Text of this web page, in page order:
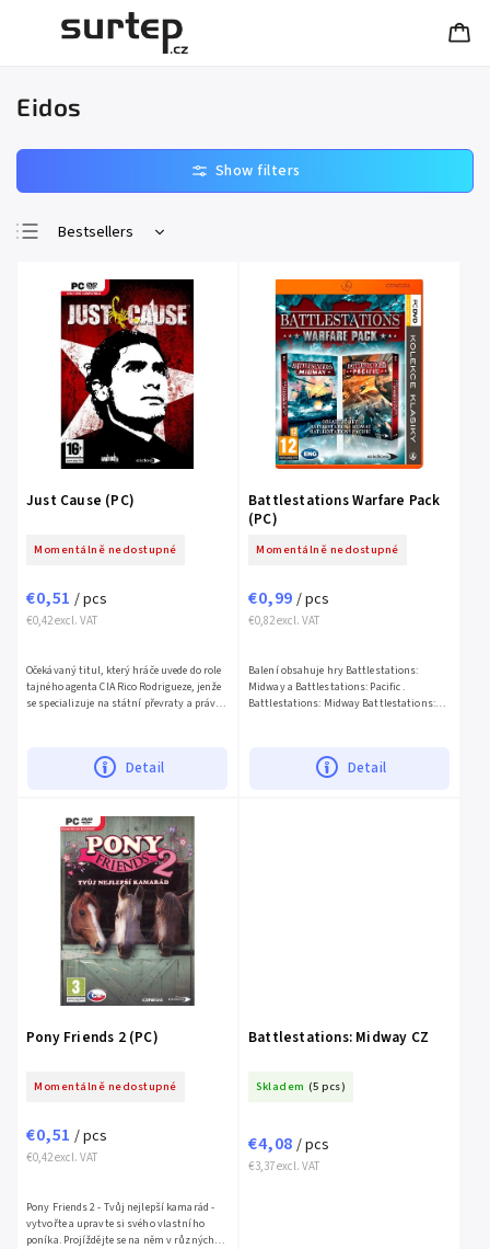
Eidos
Bestsellers
Most expensive
Alphabetically
Just Cause (PC)
Momentálně nedostupné
€0,42 excl. VAT
€0,51 / pcs
Detail
Očekávaný titul, který hráče uvede do role
tajného agenta CIA Rico Rodrigueze, jenže
se specializuje na státní převraty a právě o
Battlestations Warfare Pack
(PC)
Momentálně nedostupné
€0,82 excl. VAT
€0,99 / pcs
Detail
Balení obsahuje hry Battlestations:
Midway a Battlestations: Pacific .
Battlestations: Midway Battlestations:
Pony Friends 2 (PC)
Momentálně nedostupné
€0,42 excl. VAT
€0,51 / pcs
Pony Friends 2 - Tvůj nejlepší kamarád -
vytvořte a upravte si svého vlastního
poníka. Projíždějte se na něm v různých
Battlestations: Midway CZ
Skladem (5 pcs)
€3,37 excl. VAT
€4,08 / pcs